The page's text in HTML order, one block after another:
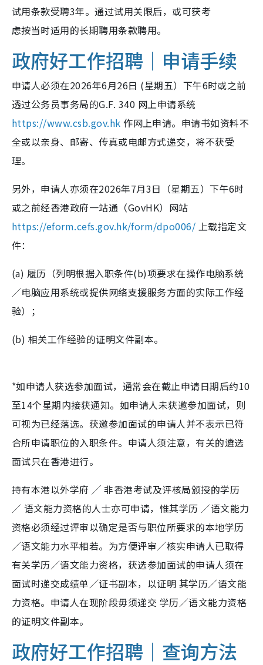
试用条款受聘3年。通过试用关限后，或可获考
虑按当时适用的长期聘用条款聘用。
政府好工作招聘｜申请手续
申请人必须在2026年6月26日 (星期五）下午6时或之前
透过公务员事务局的G.F. 340 网上申请系统
https://www.csb.gov.hk 作网上申请。申请书如资料不
全或以亲身、邮寄、传真或电邮方式递交，将不获受
理。
另外，申请人亦须在2026年7月3日（星期五）下午6时
或之前经香港政府一站通（GovHK）网站
https://eform.cefs.gov.hk/form/dpo006/ 上载指定文
件：
(a) 履历（列明根据入职条件(b)项要求在操作电脑系统
／电脑应用系统或提供网络支援服务方面的实际工作经
验）；
(b) 相关工作经验的证明文件副本。
*如申请人获选参加面试，通常会在截止申请日期后约10
至14个星期内接获通知。如申请人未获邀参加面试，则
可视为已经落选。获邀参加面试的申请人并不表示已符
合所申请职位的入职条件。申请人须注意，有关的遴选
面试只在香港进行。
持有本港以外学府 ╱ 非香港考试及评核局颁授的学历
／ 语文能力资格的人士亦可申请，惟其学历 ／语文能力
资格必须经过评审以确定是否与职位所要求的本地学历
／语文能力水平相若。为方便评审／核实申请人已取得
有关学历／语文能力资格，获选参加面试的申请人须在
面试时递交成绩单／证书副本，以证明 其学历／语文能
力资格。申请人在现阶段毋须递交 学历／语文能力资格
的证明文件副本。
政府好工作招聘｜查询方法